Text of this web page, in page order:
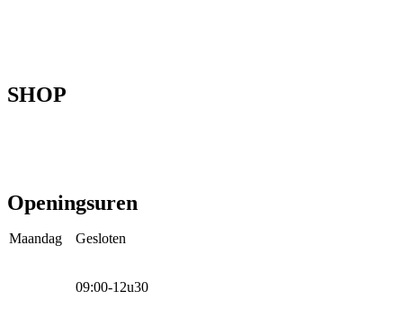
SHOP
Openingsuren
Maandag Gesloten
09:00-12u30